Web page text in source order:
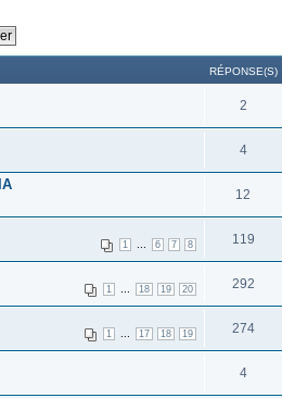
RÉPONSE(S)
2
4
12
1 6 7 8 119
1 18 19 20 292
1 17 18 19 274
4